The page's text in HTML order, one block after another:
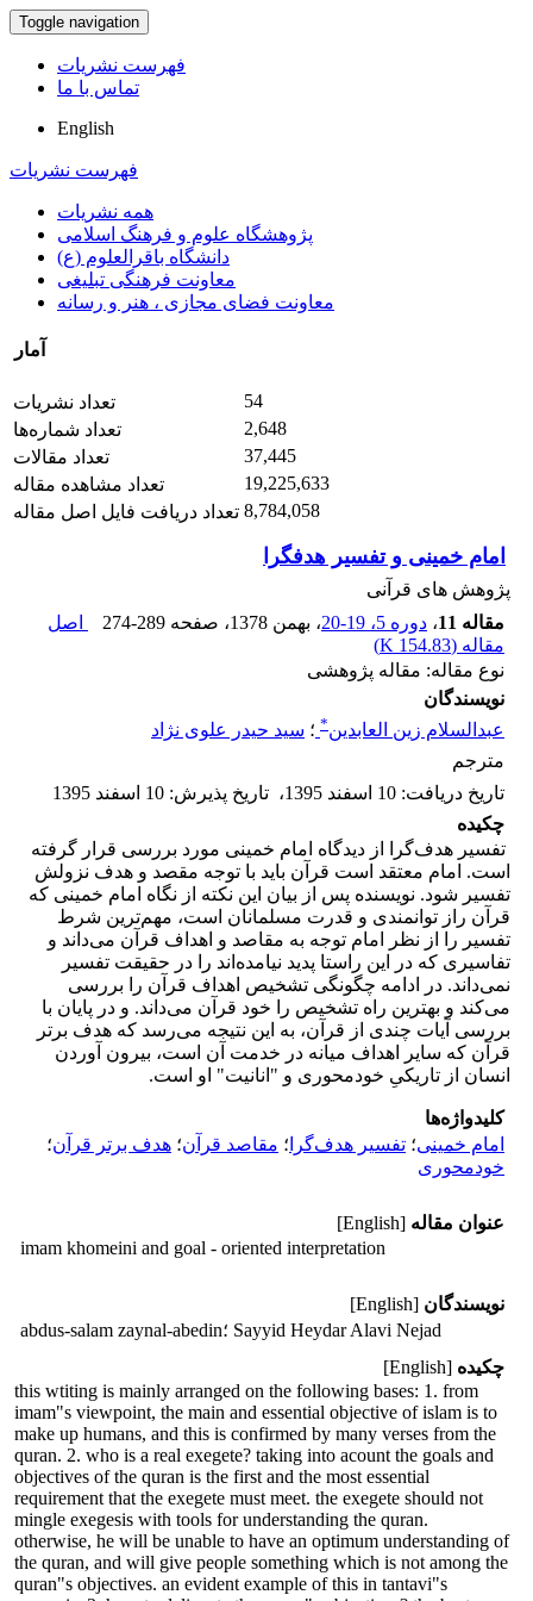
Toggle navigation
فهرست نشریات
تماس با ما
English
فهرست نشریات
همه نشریات
پژوهشگاه علوم و فرهنگ اسلامی
دانشگاه باقرالعلوم (ع)
معاونت فرهنگی تبلیغی
معاونت فضای مجازی ، هنر و رسانه
آمار
تعداد نشریات
54
تعداد شماره‌ها
2,648
تعداد مقالات
37,445
تعداد مشاهده مقاله
19,225,633
تعداد دریافت فایل اصل مقاله 8,784,058
امام خمینی و تفسیر هدف‏گرا
پژوهش های قرآنی
مقاله 11
، دوره 5، 19-20 ، بهمن 1378 ، صفحه 274-289
اصل
مقاله (154.83 K
)
نوع مقاله: مقاله پژوهشی
نویسندگان
عبدالسلام زین العابدین* ؛ سید حیدر علوی نژاد
مترجم
تاریخ دریافت: 10 اسفند 1395 ، تاریخ پذیرش: 10 اسفند 1395
چکیده
تفسیر هدف‌گرا از دیدگاه امام خمینى مورد بررسى قرار گرفته
است. امام معتقد است قرآن باید با توجه مقصد و هدف نزولش
تفسیر شود. نویسنده پس از بیان این نکته از نگاه امام خمینى که
قرآن راز توانمندى و قدرت مسلمانان است، مهم‌ترین شرط
تفسیر را از نظر امام توجه به مقاصد و اهداف قرآن مى‌داند و
تفاسیرى که در این راستا پدید نیامده‌اند را در حقیقت تفسیر
نمى‌داند. در ادامه چگونگى تشخیص اهداف قرآن را بررسى
مى‌کند و بهترین راه تشخیص را خود قرآن مى‌داند. و در پایان با
بررسى آیات چندى از قرآن، به این نتیجه مى‌رسد که هدف برتر
قرآن که سایر اهداف میانه در خدمت آن است، بیرون آوردن
انسان از تاریکىِ خودمحورى و "انانیت" او است.
کلیدواژه‌ها
امام خمینى؛ تفسیر هدف‌گرا ؛ مقاصد قرآن؛ هدف برتر قرآن؛
خودمحورى
عنوان مقاله [English]
imam khomeini and goal - oriented interpretation
نویسندگان [English]
abdus-salam zaynal-abedin؛ Sayyid Heydar Alavi Nejad
چکیده [English]
this wtiting is mainly arranged on the following bases: 1. from
imam"s viewpoint, the main and essential objective of islam is to
make up humans, and this is confirmed by many verses from the
quran. 2. who is a real exegete? taking into acount the goals and
objectives of the quran is the first and the most essential
requirement that the exegete must meet. the exegete should not
mingle exegesis with tools for understanding the quran.
otherwise, he will be unable to have an optimum understanding of
the quran, and will give people something which is not among the
quran"s objectives. an evident example of this in tantavi"s